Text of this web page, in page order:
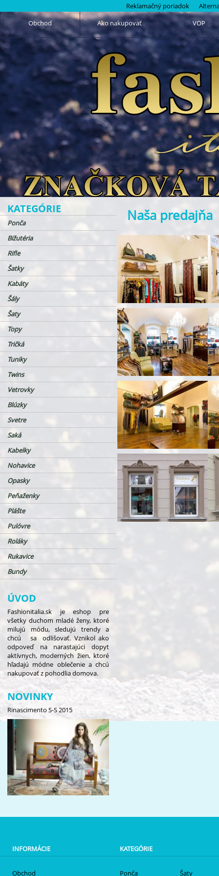
Reklamačný poriadok
Obchod
Ako nakupovať VOP
KATEGÓRIE
Ponča
Bižutéria
Rifle
Šatky
Kabáty
Šály
Šaty
Topy
Tričká
Tuniky
Twins
Vetrovky
Blúzky
Svetre
Saká
Kabelky
Nohavice
Opasky
Peňaženky
Plášte
Pulóvre
Roláky
Rukavice
Bundy
ÚVOD
Fashionitalia.sk je eshop pre
všetky duchom mladé ženy, ktoré
milujú módu, sledujú trendy a
chcú sa odlišovať. Vznikol ako
odpoveď na narastajúci dopyt
aktívnych, moderných žien, ktoré
hľadajú módne oblečenie a chcú
nakupovať z pohodlia domova.
NOVINKY
Rinascimento S-S 2015
Naša predajňa
INFORMÁCIE
Obchod
KATEGÓRIE
Ponča Šaty